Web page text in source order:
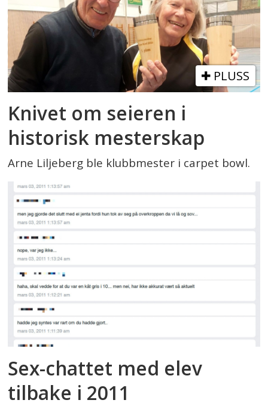
PLUSS
Knivet om seieren i
historisk mesterskap
Arne Liljeberg ble klubbmester i carpet bowl.
Sex-chattet med elev
tilbake i 2011